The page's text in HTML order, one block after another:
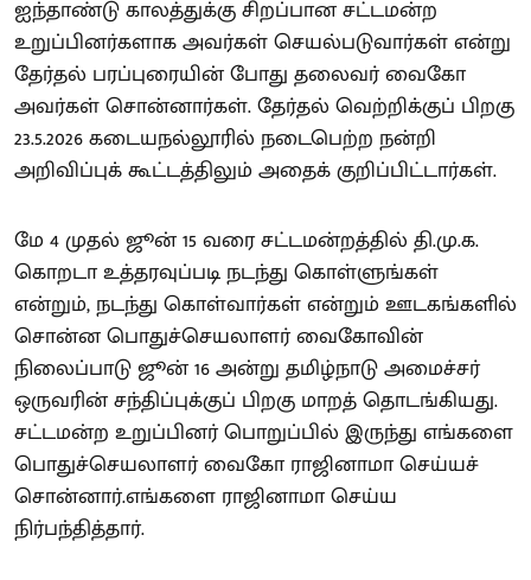
ஐந்தாண்டு காலத்துக்கு சிறப்பான சட்டமன்ற
உறுப்பினர்களாக அவர்கள் செயல்படுவார்கள் என்று
தேர்தல் பரப்புரையின் போது தலைவர் வைகோ
அவர்கள் சொன்னார்கள். தேர்தல் வெற்றிக்குப் பிறகு
23.5.2026 கடையநல்லூரில் நடைபெற்ற நன்றி
அறிவிப்புக் கூட்டத்திலும் அதைக் குறிப்பிட்டார்கள்.
மே 4 முதல் ஜூன் 15 வரை சட்டமன்றத்தில் தி.மு.க.
கொறடா உத்தரவுப்படி நடந்து கொள்ளுங்கள்
என்றும், நடந்து கொள்வார்கள் என்றும் ஊடகங்களில்
சொன்ன பொதுச்செயலாளர் வைகோவின்
நிலைப்பாடு ஜூன் 16 அன்று தமிழ்நாடு அமைச்சர்
ஒருவரின் சந்திப்புக்குப் பிறகு மாறத் தொடங்கியது.
சட்டமன்ற உறுப்பினர் பொறுப்பில் இருந்து எங்களை
பொதுச்செயலாளர் வைகோ ராஜினாமா செய்யச்
சொன்னார்.எங்களை ராஜினாமா செய்ய
நிர்பந்தித்தார்.